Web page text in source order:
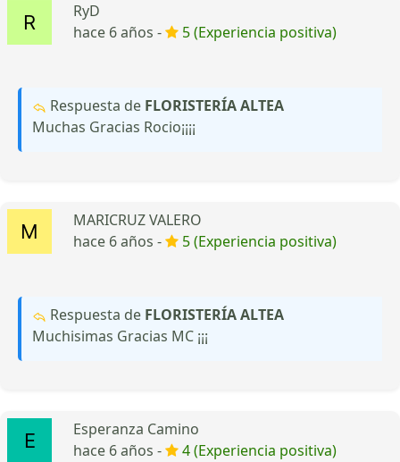
RyD
hace 6 años -
5 (Experiencia positiva)
Respuesta de FLORISTERÍA ALTEA
Muchas Gracias Rocio¡¡¡¡
MARICRUZ VALERO
hace 6 años -
5 (Experiencia positiva)
Respuesta de FLORISTERÍA ALTEA
Muchisimas Gracias MC ¡¡¡
Esperanza Camino
hace 6 años -
4 (Experiencia positiva)